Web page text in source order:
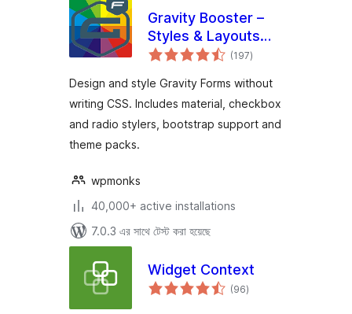
Gravity Booster –
Styles & Layouts
for Gravity Forms
(197total
ratings
)
Design and style Gravity Forms without
writing CSS. Includes material, checkbox
and radio stylers, bootstrap support and
theme packs.
wpmonks
40,000+ active installations
7.0.3 এর সাথে টেস্ট করা হয়েছে
Widget Context
(96total
ratings
)